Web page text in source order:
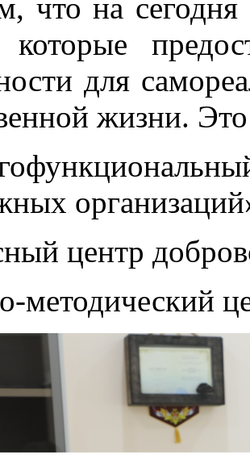
что на
которые
для
жизни.
центр
методический